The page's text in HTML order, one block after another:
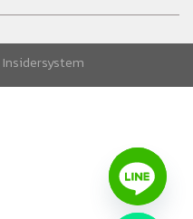
Insidersystem